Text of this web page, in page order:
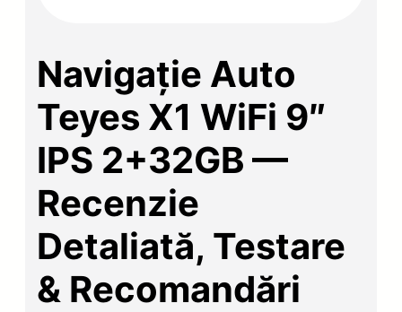
Navigație Auto
Teyes X1 WiFi 9″
IPS 2+32GB —
Recenzie
Detaliată, Testare
& Recomandări